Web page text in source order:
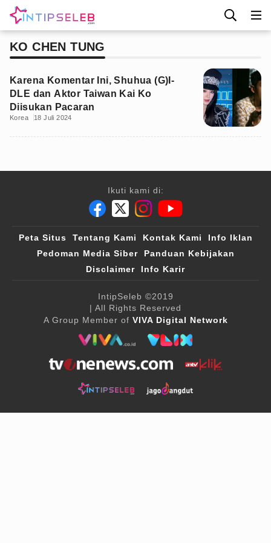
KO CHEN TUNG
Karena Komentar Ini, Shuhua (G)I-
DLE dan Aktor Taiwan Kai Ko
Diisukan Pacaran
Korea 18 Juli 2024
Ikuti kami di:
Peta Situs Tentang Kami Kontak Kami
Info Iklan
Pedoman Media Siber
Panduan Kebijakan
Disclaimer
Info Karir
IntipSeleb ©2019
| All Rights Reserved
A Group Member of VIVA Digital Network